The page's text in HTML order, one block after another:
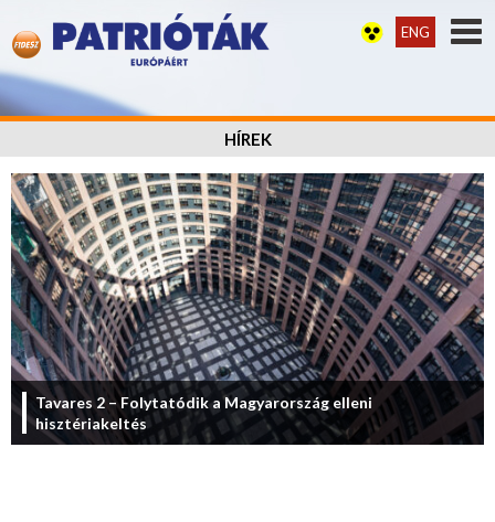
ENG
HÍREK
Tavares 2 – Folytatódik a Magyarország elleni
hisztériakeltés